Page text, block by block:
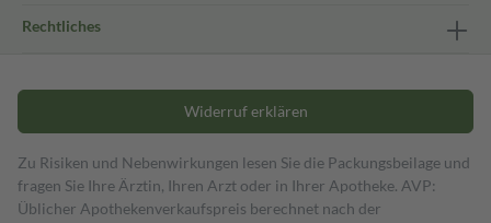
Rechtliches
Widerruf erklären
Zu Risiken und Nebenwirkungen lesen Sie die Packungsbeilage und
fragen Sie Ihre Ärztin, Ihren Arzt oder in Ihrer Apotheke. AVP:
Üblicher Apothekenverkaufspreis berechnet nach der